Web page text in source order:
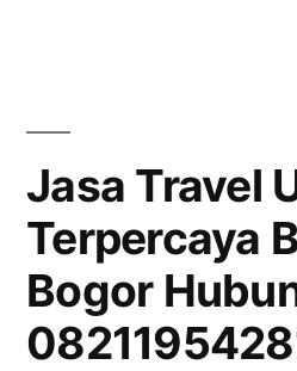
Jasa Travel
Terpercaya
Bogor